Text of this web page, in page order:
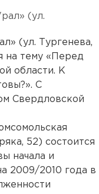
(ул.
(ул. Тургенева,
на тему «Перед
области. К
С
Свердловской
52) состоится
начала и
2009/2010 года в